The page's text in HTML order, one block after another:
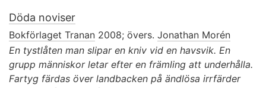
Döda noviser
Bokförlaget Tranan 2008; övers. Jonathan Morén
En tystlåten man slipar en kniv vid en havsvik. En
grupp människor letar efter en främling att underhålla.
Fartyg färdas över landbacken på ändlösa irrfärder